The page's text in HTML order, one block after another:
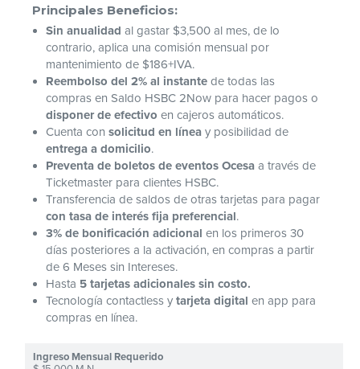
Principales Beneficios:
Sin anualidad al gastar $3,500 al mes, de lo
contrario, aplica una comisión mensual por
mantenimiento de $186+IVA.
Reembolso del 2% al instante de todas las
compras en Saldo HSBC 2Now para hacer pagos o
disponer de efectivo en cajeros automáticos.
Cuenta con solicitud en línea y posibilidad de
entrega a domicilio.
Preventa de boletos de eventos Ocesa a través de
Ticketmaster para clientes HSBC.
Transferencia de saldos de otras tarjetas para pagar
con tasa de interés fija preferencial.
3% de bonificación adicional en los primeros 30
días posteriores a la activación, en compras a partir
de 6 Meses sin Intereses.
Hasta 5 tarjetas adicionales sin costo.
Tecnología contactless y tarjeta digital en app para
compras en línea.